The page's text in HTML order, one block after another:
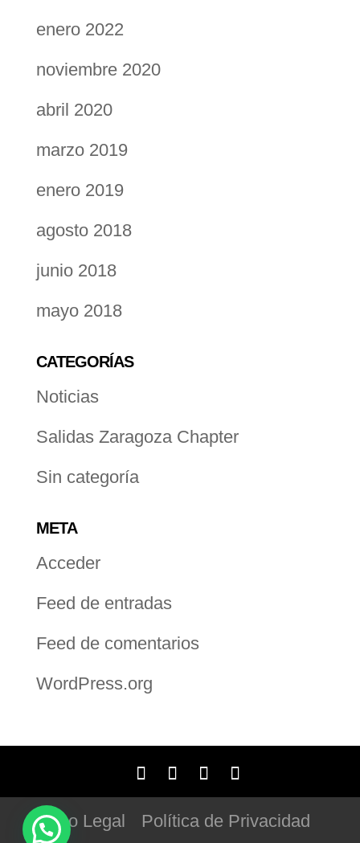
enero 2022
noviembre 2020
abril 2020
marzo 2019
enero 2019
agosto 2018
junio 2018
mayo 2018
CATEGORÍAS
Noticias
Salidas Zaragoza Chapter
Sin categoría
META
Acceder
Feed de entradas
Feed de comentarios
WordPress.org
Aviso Legal
Política de Privacidad